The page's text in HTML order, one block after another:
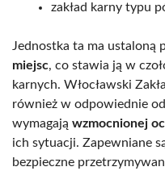
zakład karny typu
Jednostka ta ma ustaloną
miejsc, co stawia ją w
karnych. Włocławski
również w odpowiednie
wymagają wzmocnionej
ich sytuacji. Zapewniane
bezpieczne